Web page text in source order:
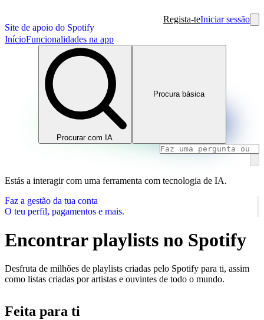
Site de apoio do Spotify
Regista-teIniciar sessão
InícioFuncionalidades na app
Procurar com IA
Procura básica
Estás a interagir com uma ferramenta com tecnologia de IA.
Faz a gestão da tua conta
O teu perfil, pagamentos e mais.
Encontrar playlists no Spotify
Desfruta de milhões de playlists criadas pelo Spotify para ti, assim
como listas criadas por artistas e ouvintes de todo o mundo.
Feita para ti